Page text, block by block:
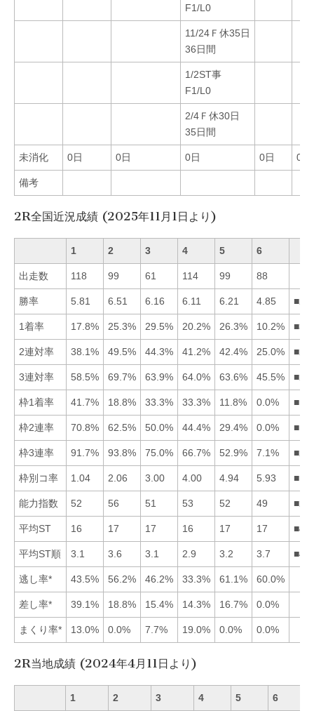
F1/L0
11/24Ｆ休35日
36日間
1/2ST事
F1/L0
2/4Ｆ休30日
35日間
未消化 0日 0日 0日 0日 0日
備考
2R全国近況成績 (2025年11月1日より)
1 2 3 4 5 6
出走数 118 99 61 114 99 88
勝率 5.81 6.51 6.16 6.11 6.21 4.85
1着率 17.8% 25.3% 29.5% 20.2% 26.3% 10.2%
2連対率 38.1% 49.5% 44.3% 41.2% 42.4% 25.0%
3連対率 58.5% 69.7% 63.9% 64.0% 63.6% 45.5%
枠1着率 41.7% 18.8% 33.3% 33.3% 11.8% 0.0%
枠2連率 70.8% 62.5% 50.0% 44.4% 29.4% 0.0%
枠3連率 91.7% 93.8% 75.0% 66.7% 52.9% 7.1%
枠別コ率 1.04 2.06 3.00 4.00 4.94 5.93
能力指数 52 56 51 53 52 49
平均ST 16 17 17 16 17 17
平均ST順 3.1 3.6 3.1 2.9 3.2 3.7
逃し率* 43.5% 56.2% 46.2% 33.3% 61.1% 60.0%
差し率* 39.1% 18.8% 15.4% 14.3% 16.7% 0.0%
まくり率* 13.0% 0.0% 7.7% 19.0% 0.0% 0.0%
2R当地成績 (2024年4月11日より)
1 2 3 4 5 6